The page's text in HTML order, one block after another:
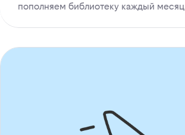
пополняем библиотеку каждый месяц